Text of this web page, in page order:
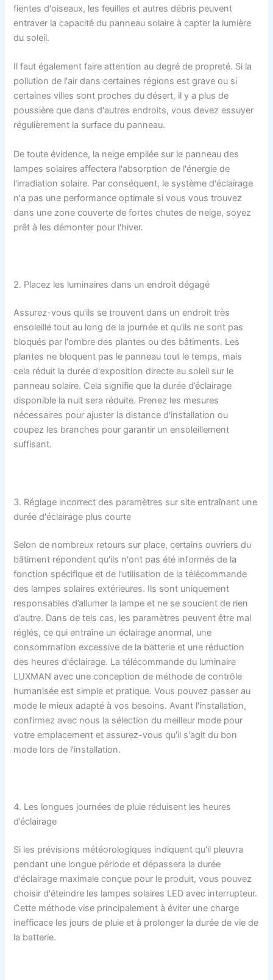
fientes d'oiseaux, les feuilles et autres débris peuvent
entraver la capacité du panneau solaire à capter la lumière
du soleil.
Il faut également faire attention au degré de propreté. Si la
pollution de l'air dans certaines régions est grave ou si
certaines villes sont proches du désert, il y a plus de
poussière que dans d'autres endroits, vous devez essuyer
régulièrement la surface du panneau.
De toute évidence, la neige empilée sur le panneau des
lampes solaires affectera l'absorption de l'énergie de
l'irradiation solaire. Par conséquent, le système d'éclairage
n'a pas une performance optimale si vous vous trouvez
dans une zone couverte de fortes chutes de neige, soyez
prêt à les démonter pour l'hiver.
2. Placez les luminaires dans un endroit dégagé
Assurez-vous qu'ils se trouvent dans un endroit très
ensoleillé tout au long de la journée et qu'ils ne sont pas
bloqués par l'ombre des plantes ou des bâtiments. Les
plantes ne bloquent pas le panneau tout le temps, mais
cela réduit la durée d'exposition directe au soleil sur le
panneau solaire. Cela signifie que la durée d’éclairage
disponible la nuit sera réduite. Prenez les mesures
nécessaires pour ajuster la distance d'installation ou
coupez les branches pour garantir un ensoleillement
suffisant.
3. Réglage incorrect des paramètres sur site entraînant une
durée d'éclairage plus courte
Selon de nombreux retours sur place, certains ouvriers du
bâtiment répondent qu'ils n'ont pas été informés de la
fonction spécifique et de l'utilisation de la télécommande
des lampes solaires extérieures. Ils sont uniquement
responsables d’allumer la lampe et ne se soucient de rien
d’autre. Dans de tels cas, les paramètres peuvent être mal
réglés, ce qui entraîne un éclairage anormal, une
consommation excessive de la batterie et une réduction
des heures d'éclairage. La télécommande du luminaire
LUXMAN avec une conception de méthode de contrôle
humanisée est simple et pratique. Vous pouvez passer au
mode le mieux adapté à vos besoins. Avant l'installation,
confirmez avec nous la sélection du meilleur mode pour
votre emplacement et assurez-vous qu'il s'agit du bon
mode lors de l'installation.
4. Les longues journées de pluie réduisent les heures
d’éclairage
Si les prévisions météorologiques indiquent qu'il pleuvra
pendant une longue période et dépassera la durée
d'éclairage maximale conçue pour le produit, vous pouvez
choisir d'éteindre les lampes solaires LED avec interrupteur.
Cette méthode vise principalement à éviter une charge
inefficace les jours de pluie et à prolonger la durée de vie de
la batterie.